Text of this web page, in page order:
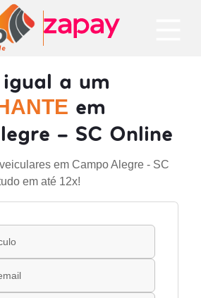
a um
em
- SC Online
em Campo Alegre - SC
em até 12x!